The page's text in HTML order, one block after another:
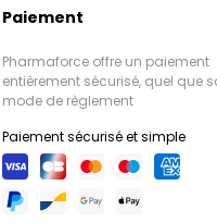
Paiement
Pharmaforce offre un paiement
entièrement sécurisé, quel que
mode de règlement
Paiement sécurisé et simple